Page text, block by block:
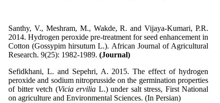
Santhy, V., Meshram, M., Wakde, R. and Vijaya-Kumari, P.R.
2014. Hydrogen peroxide pre-treatment for seed enhancement in
Cotton (Gossypim hirsutum L.). African Journal of Agricultural
Research. 9(25): 1982-1989. (Journal)
Sefidkhani, L. and Sepehri, A. 2015. The effect of hydrogen
peroxide and sodium nitroprusside on the germination properties
of bitter vetch (Vicia ervilia L.) under salt stress, First National
on agriculture and Environmental Sciences. (In Persian)